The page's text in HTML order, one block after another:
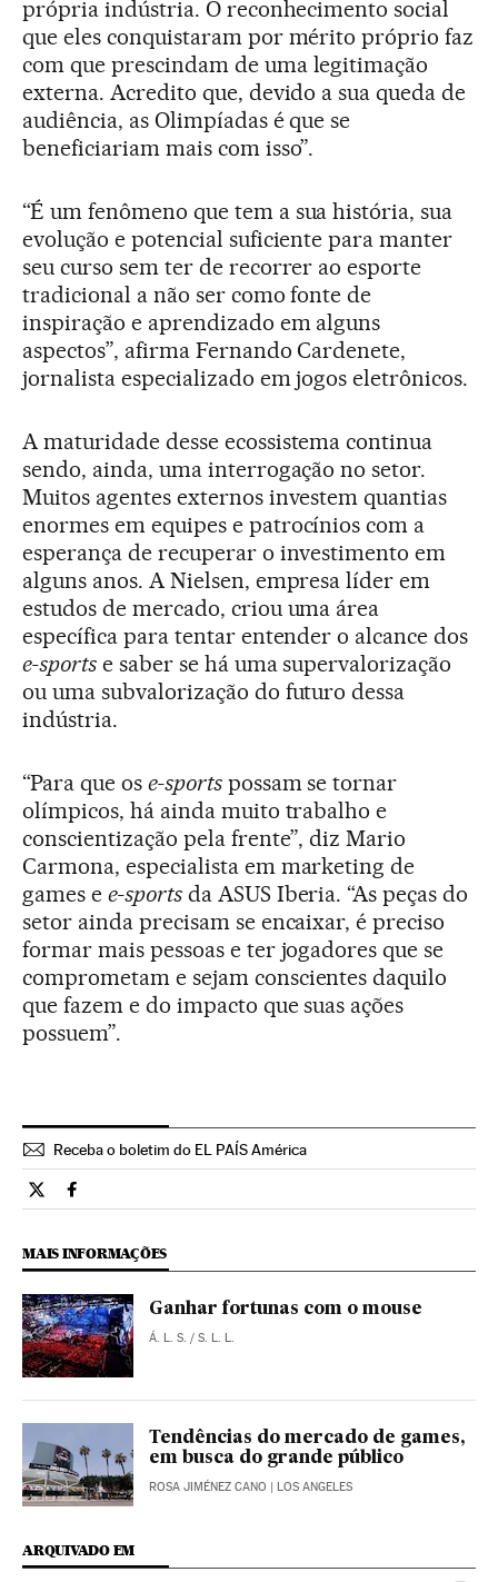
própria indústria. O reconhecimento social
que eles conquistaram por mérito próprio faz
com que prescindam de uma legitimação
externa. Acredito que, devido a sua queda de
audiência, as Olimpíadas é que se
beneficiariam mais com isso”.
“É um fenômeno que tem a sua história, sua
evolução e potencial suficiente para manter
seu curso sem ter de recorrer ao esporte
tradicional a não ser como fonte de
inspiração e aprendizado em alguns
aspectos”, afirma Fernando Cardenete,
jornalista especializado em jogos eletrônicos.
A maturidade desse ecossistema continua
sendo, ainda, uma interrogação no setor.
Muitos agentes externos investem quantias
enormes em equipes e patrocínios com a
esperança de recuperar o investimento em
alguns anos. A Nielsen, empresa líder em
estudos de mercado, criou uma área
específica para tentar entender o alcance dos
e-sportse saber se há uma supervalorização
ou uma subvalorização do futuro dessa
indústria.
“Para que os e-sportspossam se tornar
olímpicos, há ainda muito trabalho e
conscientização pela frente”, diz Mario
Carmona, especialista em marketing de
games e e-sportsda ASUS Iberia. “As peças do
setor ainda precisam se encaixar, é preciso
formar mais pessoas e ter jogadores que se
comprometam e sejam conscientes daquilo
que fazem e do impacto que suas ações
possuem”.
Receba o boletim do EL PAÍS América
Tecnologia El País Brasil en Twitter
Tecnologia El País Brasil en Facebook
MAIS INFORMAÇÕES
Ganhar fortunas com o mouse
Á. L. S. / S. L. L.
Tendências do mercado de games,
em busca do grande público
ROSA JIMÉNEZ CANO | LOS ANGELES
ARQUIVADO EM